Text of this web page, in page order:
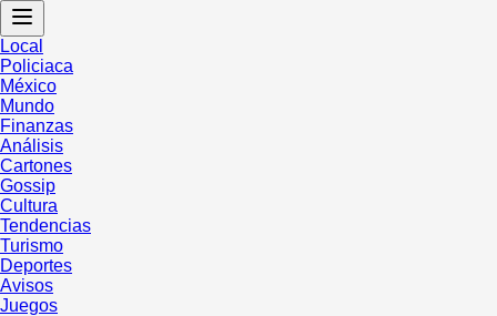
Local
Policiaca
México
Mundo
Finanzas
Análisis
Cartones
Gossip
Cultura
Tendencias
Turismo
Deportes
Avisos
Juegos